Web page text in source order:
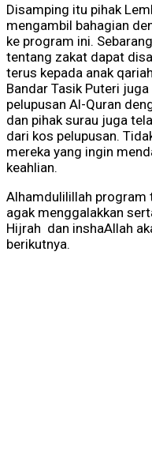
Disamping itu pihak
mengambil bahagian
ke program ini.
tentang zakat dapat
terus kepada anak
Bandar Tasik Puteri
pelupusan Al-Quran
dan pihak surau juga
dari kos pelupusan.
mereka yang ingin
keahlian.
Alhamdulilillah program
agak menggalakkan
Hijrah dan inshaAllah
berikutnya.